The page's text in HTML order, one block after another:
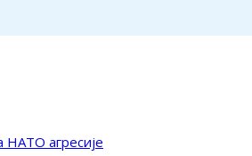
НАТО агресије